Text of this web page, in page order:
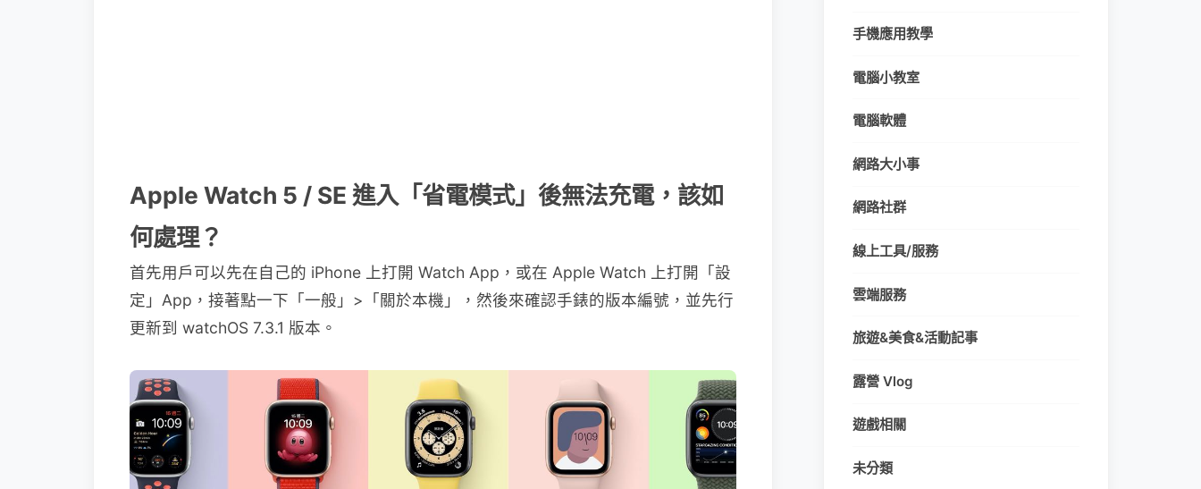
Apple Watch 5 / SE 進入「省電模式」後無法充電，該如
何處理？
首先用戶可以先在自己的 iPhone 上打開 Watch App，或在 Apple Watch 上打開「設
定」App，接著點一下「一般」>「關於本機」，然後來確認手錶的版本編號，並先行
更新到 watchOS 7.3.1 版本。
手機應用教學
電腦小教室
電腦軟體
網路大小事
網路社群
線上工具/服務
雲端服務
旅遊&美食&活動記事
露營 Vlog
遊戲相關
未分類